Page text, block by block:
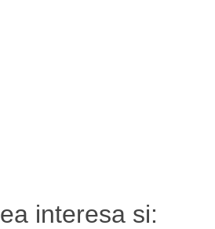
interesa si: